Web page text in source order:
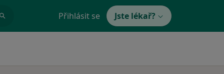
Přihlásit se Jste lékař?